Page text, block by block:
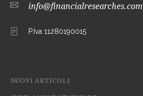
info@financialresearches.com
P.Iva 11280190015
NUOVI ARTICOLI